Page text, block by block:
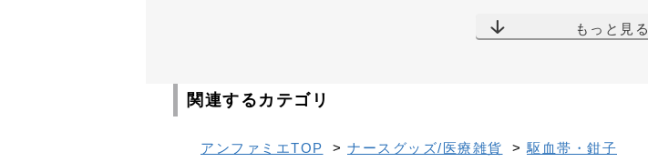
もっと見る
関連するカテゴリ
アンファミエTOP > ナースグッズ/医療雑貨 > 駆血帯・鉗子